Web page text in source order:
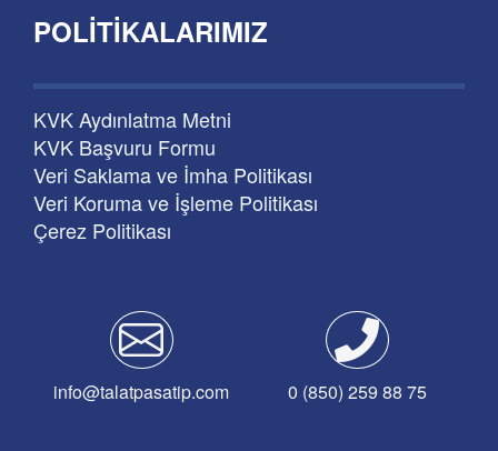
POLITIKALARIMIZ
KVK Aydınlatma Metni
KVK Başvuru Formu
Veri Saklama ve İmha Politikası
Veri Koruma ve İşleme Politikası
Çerez Politikası
info@talatpasatip.com 0 (850) 259 88 75